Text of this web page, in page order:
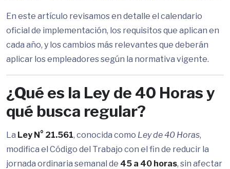
En este artículo revisamos en detalle el calendario
oficial de implementación, los requisitos que aplican en
cada año, y los cambios más relevantes que deberán
aplicar los empleadores según la normativa vigente.
¿Qué es la Ley de 40 Horas y
qué busca regular?
La Ley N° 21.561, conocida como Ley de 40 Horas,
modifica el Código del Trabajo con el fin de reducir la
jornada ordinaria semanal de 45 a 40 horas, sin afectar